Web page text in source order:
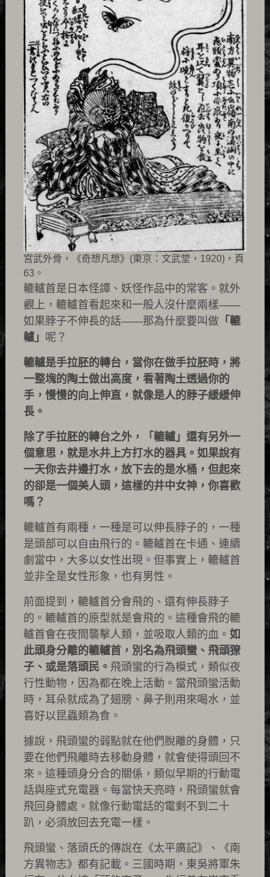
宮武外骨，《奇想凡想》(東京：文武堂，1920)，頁
63。
轆轤首是日本怪譚、妖怪作品中的常客。就外
觀上，轆轤首看起來和一般人沒什麼兩樣——
如果脖子不伸長的話——那為什麼要叫做「轆
轤」 呢？
轆轤是手拉胚的轉台，當你在做手拉胚時，將
一整塊的陶土做出高度，看著陶土透過你的
手，慢慢的向上伸直，就像是人的脖子緩緩伸
長。
除了手拉胚的轉台之外，「轆轤」還有另外一
個意思，就是水井上方打水的器具。如果說有
一天你去井邊打水，放下去的是水桶，但起來
的卻是一個美人頭，這樣的井中女神，你喜歡
嗎？
轆轤首有兩種，一種是可以伸長脖子的，一種
是頭部可以自由飛行的。轆轤首在卡通、連續
劇當中，大多以女性出現。但事實上，轆轤首
並非全是女性形象，也有男性。
前面提到，轆轤首分會飛的、還有伸長脖子
的。轆轤首的原型就是會飛的。這種會飛的轆
轤首會在夜間襲擊人類，並吸取人類的血。 如
此頭身分離的轆轤首，別名為飛頭蠻、飛頭獠
子、或是落頭民。 飛頭蠻的行為模式，類似夜
行性動物，因為都在晚上活動。當飛頭蠻活動
時，耳朵就成為了翅膀、鼻子則用來喝水，並
喜好以昆蟲類為食。
據說，飛頭蠻的弱點就在他們脫離的身體，只
要在他們飛離時去移動身體，就會使得頭回不
來。這種頭身分合的關係，類似早期的行動電
話與座式充電器。每當快天亮時，飛頭蠻就會
飛回身體處。就像行動電話的電剩不到二十
趴，必須放回去充電一樣。
飛頭蠻、落頭氏的傳說在《太平廣記》、《南
方異物志》都有記載。三國時期，東吳將軍朱